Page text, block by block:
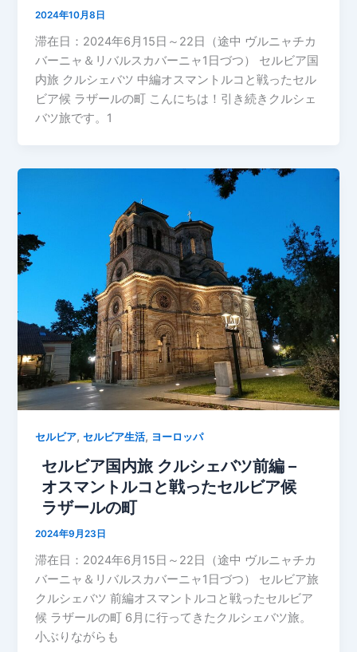
2024年10月8日
滞在日：2024年6月15日～22日（途中 ヴルニャチカ
バーニャ＆リバルスカバーニャ1日づつ） セルビア国
内旅 クルシェバツ 中編オスマントルコと戦ったセル
ビア候 ラザールの町 こんにちは！引き続きクルシェ
バツ旅です。1
セルビア,セルビア生活, ヨーロッパ
セルビア国内旅 クルシェバツ前編 –
オスマントルコと戦ったセルビア候
ラザールの町
2024年9月23日
滞在日：2024年6月15日～22日（途中 ヴルニャチカ
バーニャ＆リバルスカバーニャ1日づつ） セルビア旅
クルシェバツ 前編オスマントルコと戦ったセルビア
候 ラザールの町 6月に行ってきたクルシェバツ旅。
小ぶりながらも